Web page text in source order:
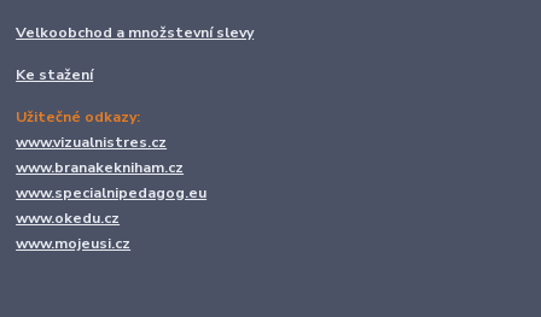
Velkoobchod a množstevní slevy
Ke stažení
Užitečné odkazy:
www.vizualnistres.cz
www.branakekniham.cz
www.specialnipedagog.eu
www.okedu.cz
www.mojeusi.cz